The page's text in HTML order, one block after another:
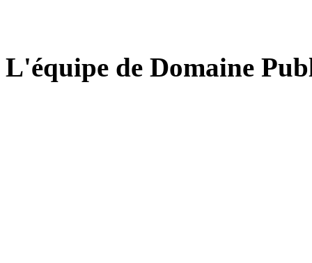
L'équipe de Domaine